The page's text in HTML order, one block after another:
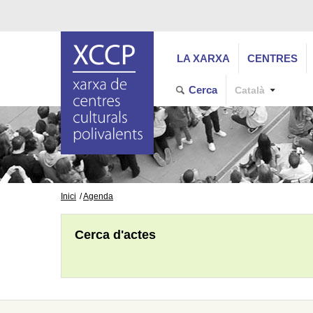
LA XARXA CENTRES
Cerca Català
Inici Agenda
Cerca d'actes